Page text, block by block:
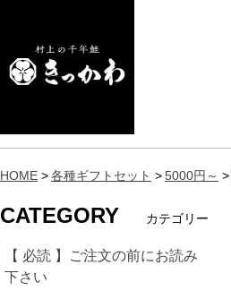
HOME 各種ギフトセット 5000円～
CATEGORY カテゴリー
【 必読 】ご注文の前にお読み
下さい